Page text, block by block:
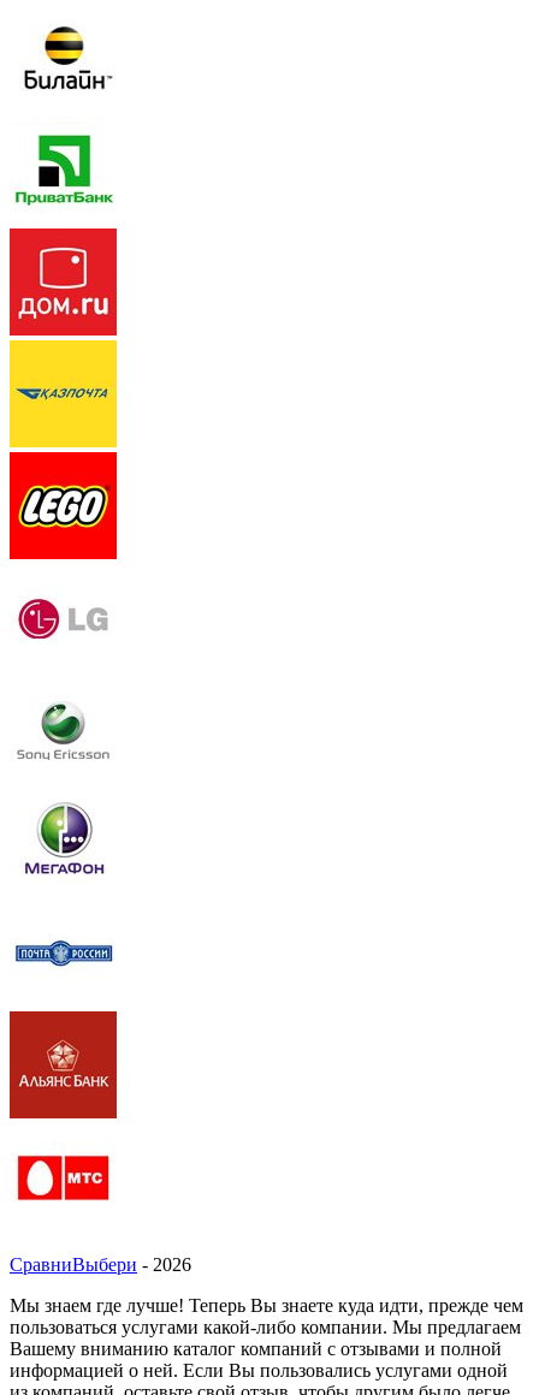
СравниВыбери - 2026
Мы знаем где лучше! Теперь Вы знаете куда идти, прежде чем
пользоваться услугами какой-либо компании. Мы предлагаем
Вашему вниманию каталог компаний с отзывами и полной
информацией о ней. Если Вы пользовались услугами одной